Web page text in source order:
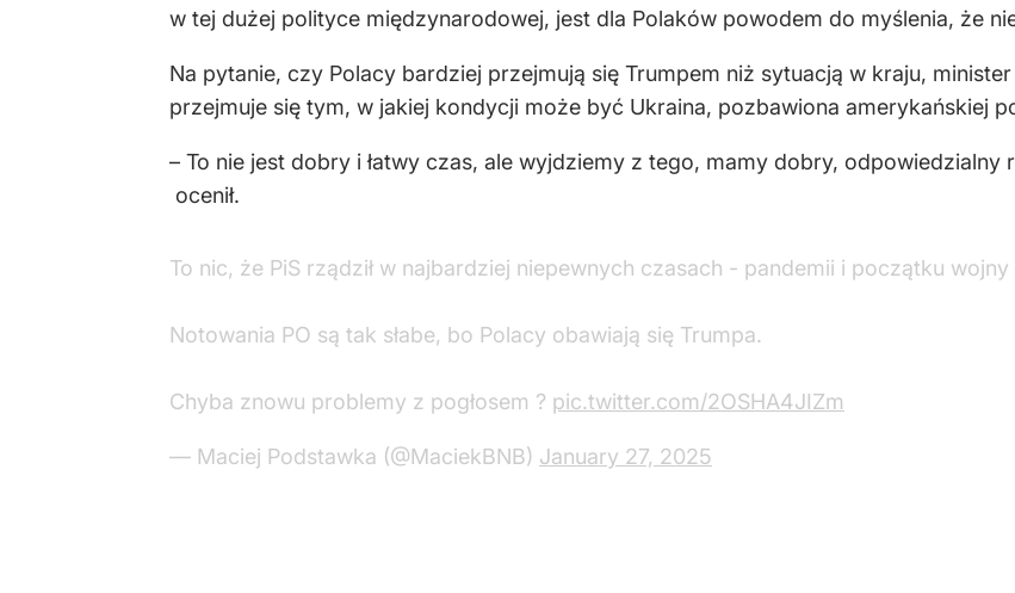
w tej dużej polityce międzynarodowej, jest dla Polaków powodem do myślenia, że
Na pytanie, czy Polacy bardziej przejmują się Trumpem niż sytuacją w kraju,
przejmuje się tym, w jakiej kondycji może być Ukraina, pozbawiona amerykańskiej
– To nie jest dobry i łatwy czas, ale wyjdziemy z tego, mamy dobry,
ocenił.
To nic, że PiS rządził w najbardziej niepewnych czasach - pandemii i początku wojny
Notowania PO są tak słabe, bo Polacy obawiają się Trumpa.
Chyba znowu problemy z pogłosem ? pic.twitter.com/2OSHA4JIZm
— Maciej Podstawka (@MaciekBNB) January 27, 2025